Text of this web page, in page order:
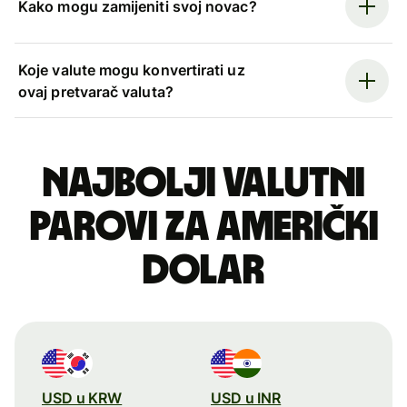
Kako mogu zamijeniti svoj novac?
Koje valute mogu konvertirati uz
ovaj pretvarač valuta?
Najbolji valutni
parovi za američki
dolar
USD u KRW USD u INR